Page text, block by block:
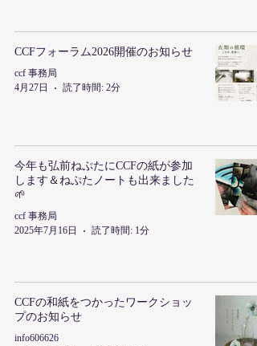
CCFフォーラム2026開催のお知らせ
ccf 事務局
4月27日
読了時間: 2分
今年も弘前ねぷたにCCFの紙が参加
します＆ねぷたノートも出来ました
🌱
ccf 事務局
2025年7月16日
読了時間: 1分
CCFの和紙をつかったワークショッ
プのお知らせ
info606626